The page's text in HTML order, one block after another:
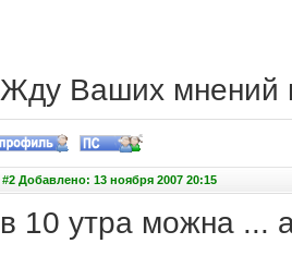
Жду Ваших мнений
#2 Добавлено: 13 ноября 2007 20:15
в 10 утра можна ...